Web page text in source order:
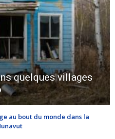
quelques villages
au bout du monde dans la